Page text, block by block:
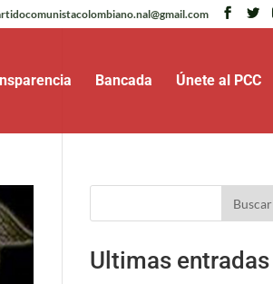
Bancada Únete al PCC
Buscar
Ultimas entradas